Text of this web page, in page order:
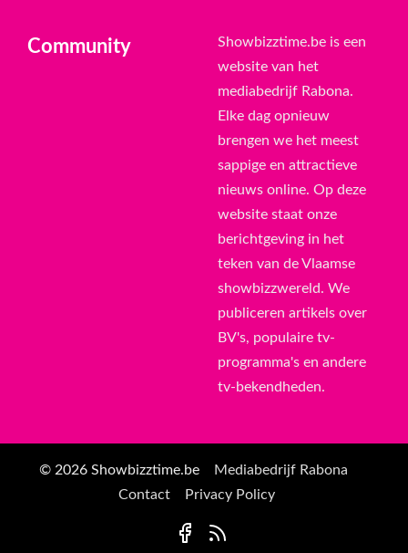
Community
Showbizztime.be is een
website van het
mediabedrijf Rabona.
Elke dag opnieuw
brengen we het meest
sappige en attractieve
nieuws online. Op deze
website staat onze
berichtgeving in het
teken van de Vlaamse
showbizzwereld. We
publiceren artikels over
BV's, populaire tv-
programma's en andere
tv-bekendheden.
© 2026 Showbizztime.be
Mediabedrijf Rabona
Contact
Privacy Policy